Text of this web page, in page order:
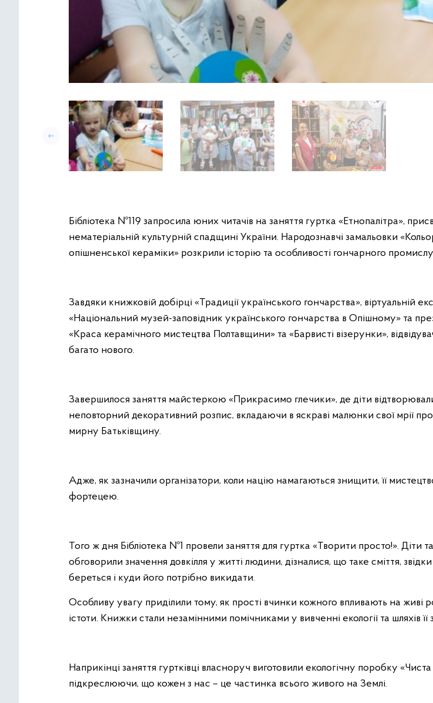
Бібліотека №119 запросила юних читачів на заняття гуртка «Етнопалітра»,
нематеріальній культурній спадщині України. Народознавчі замальовки
опішненської кераміки» розкрили історію та особливості гончарного
Завдяки книжковій добірці «Традиції українського гончарства», віртуальній
«Національний музей-заповідник українського гончарства в Опішному» та
«Краса керамічного мистецтва Полтавщини» та «Барвисті візерунки»,
багато нового.
Завершилося заняття майстеркою «Прикрасимо глечики», де діти
неповторний декоративний розпис, вкладаючи в яскраві малюнки свої мрії про
мирну Батьківщину.
Адже, як зазначили організатори, коли націю намагаються знищити, її
фортецею.
Того ж дня Бібліотека №1 провели заняття для гуртка «Творити просто!». Діти та
обговорили значення довкілля у житті людини, дізналися, що таке сміття,
береться і куди його потрібно викидати.
Особливу увагу приділили тому, як прості вчинки кожного впливають на живі
істоти. Книжки стали незамінними помічниками у вивченні екології та шляхів
Наприкінці заняття гуртківці власноруч виготовили екологічну поробку «Чиста
підкреслюючи, що кожен з нас – це частинка всього живого на Землі.